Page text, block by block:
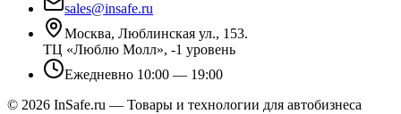
sales@insafe.ru
Москва, Люблинская ул., 153.
ТЦ «Люблю Молл», -1 уровень
Ежедневно 10:00 — 19:00
© 2026 InSafe.ru — Товары и технологии для автобизнеса